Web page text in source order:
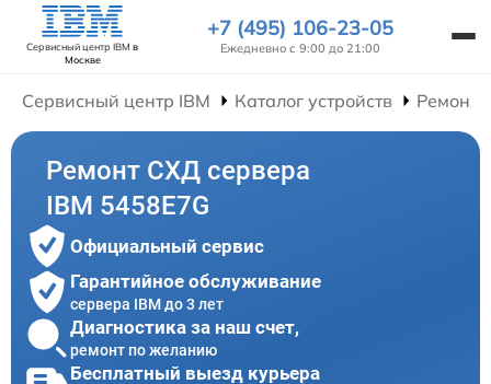
Сервисный центр IBM в
Москве
+7 (495) 106-23-05
Ежедневно с 9:00 до 21:00
Сервисный центр IBM Каталог устройств Ремонт
Ремонт СХД сервера
IBM 5458E7G
Официальный сервис
Гарантийное обслуживание
сервера IBM до 3 лет
Диагностика за наш счет,
ремонт по желанию
Бесплатный выезд курьера